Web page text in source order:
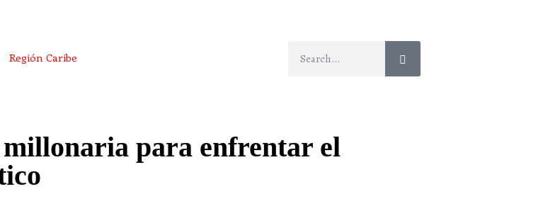
Región Caribe
para enfrentar el